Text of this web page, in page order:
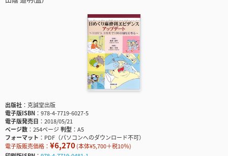
出版社
克誠堂出版
電子版ISBN
978-4-7719-6027-5
電子版発売日
2018/05/21
ページ数
254ページ判型
A5
フォーマット
PDF（パソコンへのダウンロード不可）
電子版販売価格： ¥6,270(本体¥5,700＋税10％)